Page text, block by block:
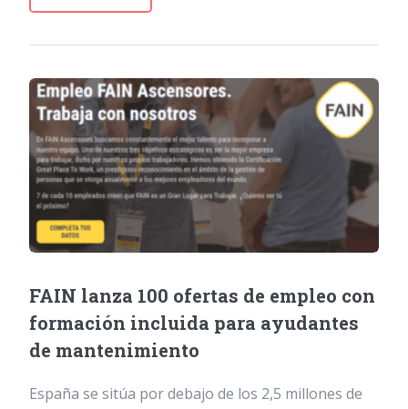
FAIN lanza 100 ofertas de empleo con
formación incluida para ayudantes
de mantenimiento
España se sitúa por debajo de los 2,5 millones de